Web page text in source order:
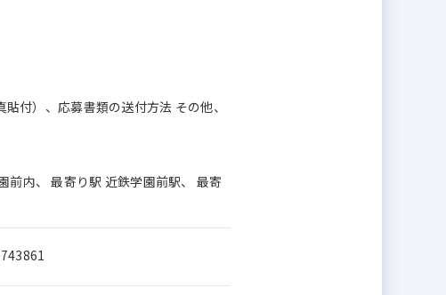
付）、応募書類の送付方法 その他、
内、 最寄り駅 近鉄学園前駅、 最寄